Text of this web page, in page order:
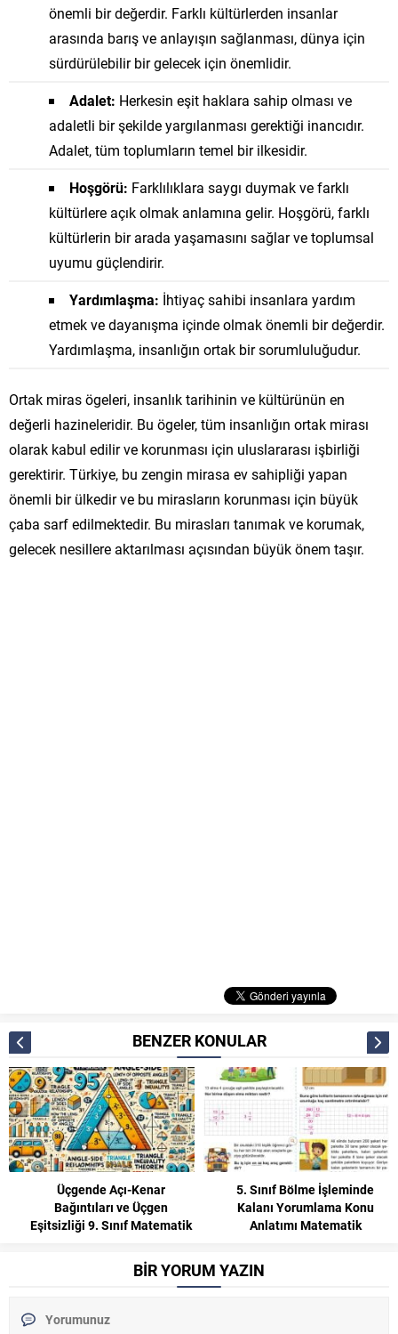
önemli bir değerdir. Farklı kültürlerden insanlar
arasında barış ve anlayışın sağlanması, dünya için
sürdürülebilir bir gelecek için önemlidir.
Adalet: Herkesin eşit haklara sahip olması ve
adaletli bir şekilde yargılanması gerektiği inancıdır.
Adalet, tüm toplumların temel bir ilkesidir.
Hoşgörü: Farklılıklara saygı duymak ve farklı
kültürlere açık olmak anlamına gelir. Hoşgörü, farklı
kültürlerin bir arada yaşamasını sağlar ve toplumsal
uyumu güçlendirir.
Yardımlaşma: İhtiyaç sahibi insanlara yardım
etmek ve dayanışma içinde olmak önemli bir değerdir.
Yardımlaşma, insanlığın ortak bir sorumluluğudur.
Ortak miras ögeleri, insanlık tarihinin ve kültürünün en
değerli hazineleridir. Bu ögeler, tüm insanlığın ortak mirası
olarak kabul edilir ve korunması için uluslararası işbirliği
gerektirir. Türkiye, bu zengin mirasa ev sahipliği yapan
önemli bir ülkedir ve bu mirasların korunması için büyük
çaba sarf edilmektedir. Bu mirasları tanımak ve korumak,
gelecek nesillere aktarılması açısından büyük önem taşır.
BENZER KONULAR
ve Üçgen
Matematik
5. Sınıf Bölme İşleminde
Kalanı Yorumlama Konu
Anlatımı Matematik
Kesir
BİR YORUM YAZIN